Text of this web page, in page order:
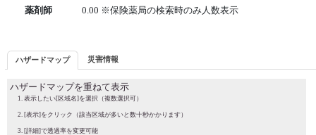
薬剤師 0.00 ※保険薬局の検索時のみ人数表示
ハザードマップ 災害情報
ハザードマップを重ねて表示
表示したい[区域名]を選択（複数選択可）
[表示]をクリック（該当区域が多いと数十秒かかります）
[詳細]で透過率を変更可能